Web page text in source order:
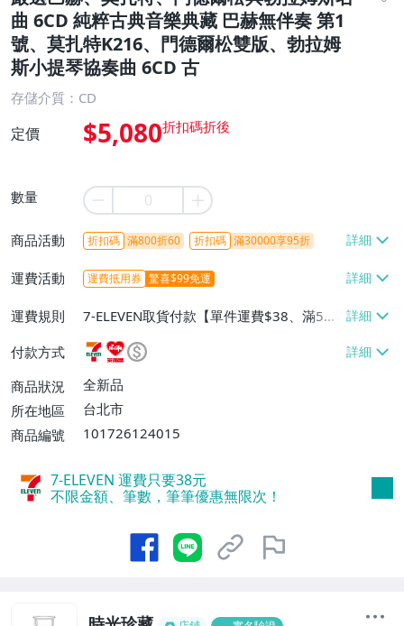
曲 6CD 純粹古典音樂典藏 巴赫無伴奏 第1
號、莫扎特K216、門德爾松雙版、勃拉姆
斯小提琴協奏曲 6CD 古
存儲介質：CD
定價 $5,080
數量
商品活動 折扣碼 滿800折60 折扣碼 滿30000享95折
運費活動 運費抵用券 驚喜$99免運
運費規則
7-ELEVEN取貨付款【單件運費$38、滿5件
或消費滿$1298免運費】、7-ELEVEN取貨
不付款【免運費】、萊爾富取貨付款【單件
運費$60、滿5件或消費滿$1298免運
費】、宅配/貨運【單件運費$120、滿5件
付款方式
商品狀況
全新品
所在地區
台北市
商品編號
101726124015
7-ELEVEN 運費只要38元
不限金額、筆數，筆筆優惠無限次！